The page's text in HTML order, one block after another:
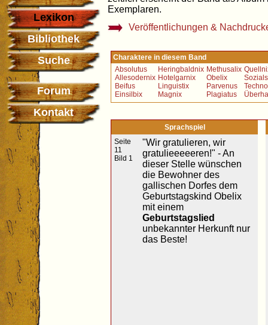
Lexikon
Bibliothek
Suche
Forum
Kontakt
Exemplaren.
Veröffentlichungen &
Charaktere in diesem Band
Absolutus
Allesodernix
Beifus
Einsilbix
Heringbaldnix
Hotelgarnix
Linguistix
Magnix
Methusalix
Obelix
Parvenus
Plagiatus
Sprachspiel
Seite
11
Bild 1
"Wir gratulieren, wir
gratulieeeeeren!" - An
dieser Stelle wünschen
die Bewohner des
gallischen Dorfes dem
Geburtstagskind Obelix
mit einem
Geburtstagslied
unbekannter Herkunft nur
das Beste!